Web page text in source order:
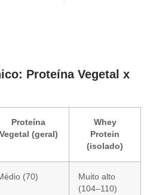
Proteína Vegetal x
Proteína
Vegetal (geral)
Whey
Protein
(isolado)
(70)
Muito alto
(104–110)